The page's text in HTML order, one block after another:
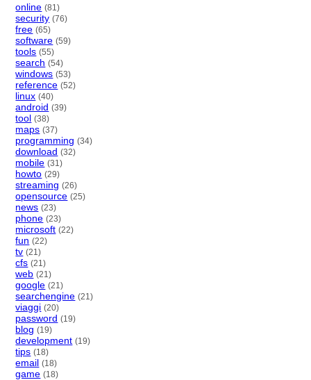
online (81)
security (76)
free (65)
software (59)
tools (55)
search (54)
windows (53)
reference (52)
linux (40)
android (39)
tool (38)
maps (37)
programming (34)
download (32)
mobile (31)
howto (29)
streaming (26)
opensource (25)
news (23)
phone (23)
microsoft (22)
fun (22)
tv (21)
cfs (21)
web (21)
google (21)
searchengine (21)
viaggi (20)
password (19)
blog (19)
development (19)
tips (18)
email (18)
game (18)